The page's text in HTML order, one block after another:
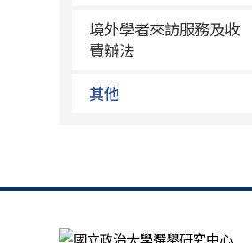
境外學者來訪服務及收
費辦法
其他